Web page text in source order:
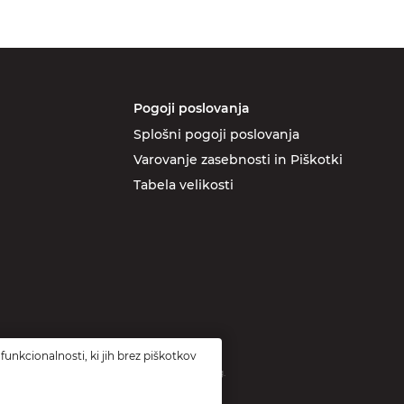
Pogoji poslovanja
Splošni pogoji poslovanja
Varovanje zasebnosti in Piškotki
Tabela velikosti
preko vavčerja za digitalni marketing.
ki jih brez piškotkov